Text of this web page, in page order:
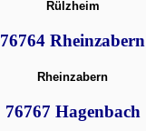
Rülzheim
76764 Rheinzabern
Rheinzabern
76767 Hagenbach